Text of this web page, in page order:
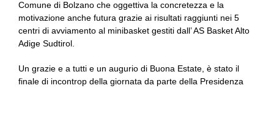
Comune di Bolzano che oggettiva la concretezza e la
motivazione anche futura grazie ai risultati raggiunti nei 5
centri di avviamento al minibasket gestiti dall’ AS Basket Alto
Adige Sudtirol.
Un grazie e a tutti e un augurio di Buona Estate, è stato il
finale di incontrop della giornata da parte della Presidenza